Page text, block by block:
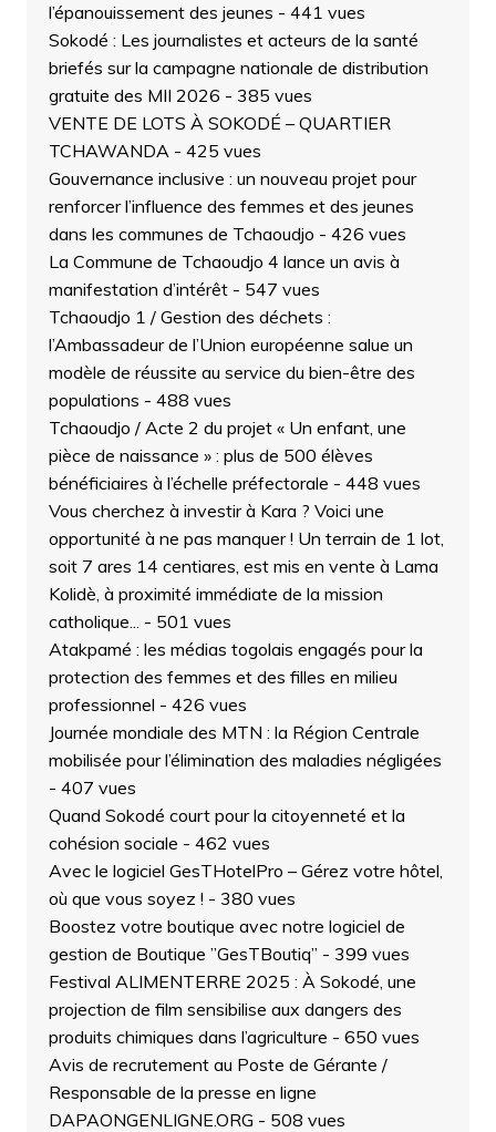
l’épanouissement des jeunes - 441 vues
Sokodé : Les journalistes et acteurs de la santé
briefés sur la campagne nationale de distribution
gratuite des MII 2026 - 385 vues
VENTE DE LOTS À SOKODÉ – QUARTIER
TCHAWANDA - 425 vues
Gouvernance inclusive : un nouveau projet pour
renforcer l’influence des femmes et des jeunes
dans les communes de Tchaoudjo - 426 vues
La Commune de Tchaoudjo 4 lance un avis à
manifestation d’intérêt- 547 vues
Tchaoudjo 1 / Gestion des déchets :
l’Ambassadeur de l’Union européenne salue un
modèle de réussite au service du bien-être des
populations - 488 vues
Tchaoudjo / Acte 2 du projet « Un enfant, une
pièce de naissance » : plus de 500 élèves
bénéficiaires à l’échelle préfectorale - 448 vues
Vous cherchez à investir à Kara ? Voici une
opportunité à ne pas manquer ! Un terrain de 1 lot,
soit 7 ares 14 centiares, est mis en vente à Lama
Kolidè, à proximité immédiate de la mission
catholique...
- 501 vues
Atakpamé : les médias togolais engagés pour la
protection des femmes et des filles en milieu
professionnel - 426 vues
Journée mondiale des MTN : la Région Centrale
mobilisée pour l’élimination des maladies négligées
- 407 vues
Quand Sokodé court pour la citoyenneté et la
cohésion sociale - 462 vues
Avec le logiciel GesTHotelPro – Gérez votre hôtel,
où que vous soyez ! - 380 vues
Boostez votre boutique avec notre logiciel de
gestion de Boutique ”GesTBoutiq” - 399 vues
Festival ALIMENTERRE 2025 : À Sokodé, une
projection de film sensibilise aux dangers des
produits chimiques dans l’agriculture - 650 vues
Avis de recrutement au Poste de Gérante /
Responsable de la presse en ligne
DAPAONGENLIGNE.ORG - 508 vues